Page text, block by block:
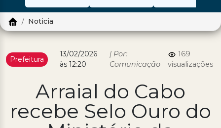
Pesquisar
Política de Privacidade
Prefeitura
Diário Oficial
Noticia
Prefeitura
13/02/2026
às 12:20
| Por:
Comunicação
169
visualizações
Arraial do Cabo
recebe Selo Ouro do